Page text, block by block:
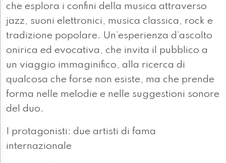
che esplora i confini della musica attraverso
jazz, suoni elettronici, musica classica, rock e
tradizione popolare. Un’esperienza d’ascolto
onirica ed evocativa, che invita il pubblico a
un viaggio immaginifico, alla ricerca di
qualcosa che forse non esiste, ma che prende
forma nelle melodie e nelle suggestioni sonore
del duo.
I protagonisti: due artisti di fama
internazionale